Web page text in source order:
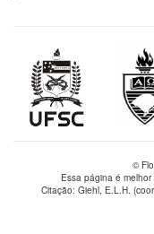
©
Essa página é
Citação: Giehl, E.L.H.